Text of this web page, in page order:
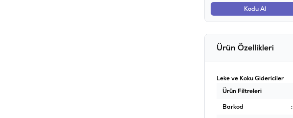
Kodu Al
Ürün Özellikleri
Leke ve Koku Gidericiler
Ürün Filtreleri
Barkod
: